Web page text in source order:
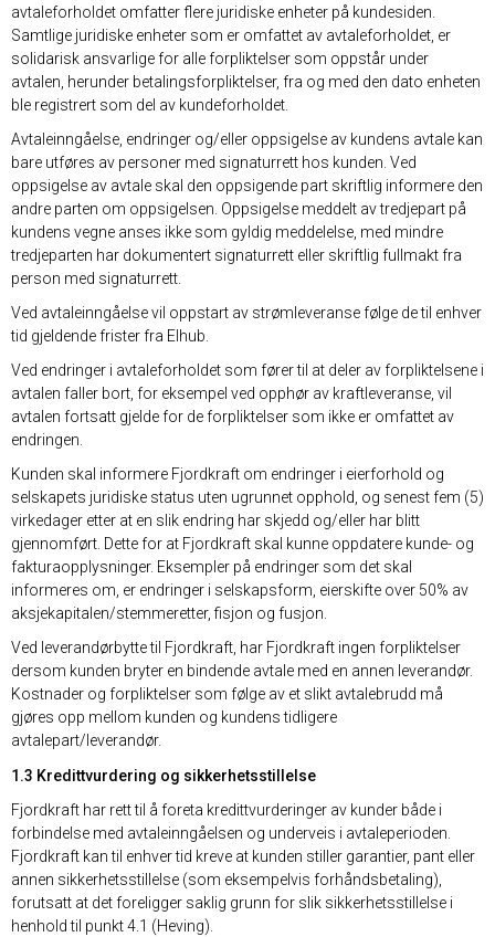
avtaleforholdet omfatter flere juridiske enheter på kundesiden.
Samtlige juridiske enheter som er omfattet av avtaleforholdet, er
solidarisk ansvarlige for alle forpliktelser som oppstår under
avtalen, herunder betalingsforpliktelser, fra og med den dato enheten
ble registrert som del av kundeforholdet.
Avtaleinngåelse, endringer og/eller oppsigelse av kundens avtale kan
bare utføres av personer med signaturrett hos kunden. Ved
oppsigelse av avtale skal den oppsigende part skriftlig informere den
andre parten om oppsigelsen. Oppsigelse meddelt av tredjepart på
kundens vegne anses ikke som gyldig meddelelse, med mindre
tredjeparten har dokumentert signaturrett eller skriftlig fullmakt fra
person med signaturrett.
Ved avtaleinngåelse vil oppstart av strømleveranse følge de til enhver
tid gjeldende frister fra Elhub.
Ved endringer i avtaleforholdet som fører til at deler av forpliktelsene i
avtalen faller bort, for eksempel ved opphør av kraftleveranse, vil
avtalen fortsatt gjelde for de forpliktelser som ikke er omfattet av
endringen.
Kunden skal informere Fjordkraft om endringer i eierforhold og
selskapets juridiske status uten ugrunnet opphold, og senest fem (5)
virkedager etter at en slik endring har skjedd og/eller har blitt
gjennomført. Dette for at Fjordkraft skal kunne oppdatere kunde- og
fakturaopplysninger. Eksempler på endringer som det skal
informeres om, er endringer i selskapsform, eierskifte over 50% av
aksjekapitalen/stemmeretter, fisjon og fusjon.
Ved leverandørbytte til Fjordkraft, har Fjordkraft ingen forpliktelser
dersom kunden bryter en bindende avtale med en annen leverandør.
Kostnader og forpliktelser som følge av et slikt avtalebrudd må
gjøres opp mellom kunden og kundens tidligere
avtalepart/leverandør.
1.3 Kredittvurdering og sikkerhetsstillelse
Fjordkraft har rett til å foreta kredittvurderinger av kunder både i
forbindelse med avtaleinngåelsen og underveis i avtaleperioden.
Fjordkraft kan til enhver tid kreve at kunden stiller garantier, pant eller
annen sikkerhetsstillelse (som eksempelvis forhåndsbetaling),
forutsatt at det foreligger saklig grunn for slik sikkerhetsstillelse i
henhold til punkt 4.1 (Heving).